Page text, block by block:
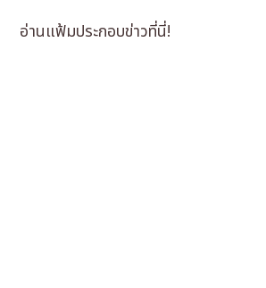
อ่านแฟ้มประกอบข่าวที่นี่!